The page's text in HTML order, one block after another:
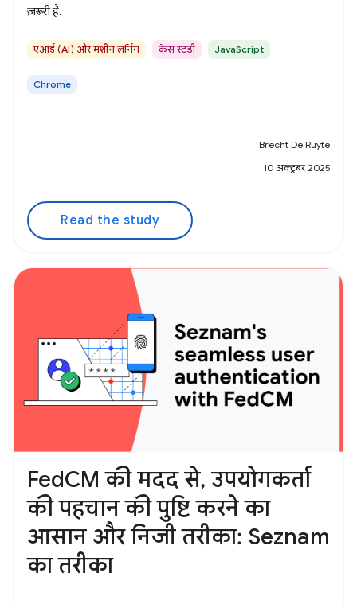
ज़रूरी है.
एआई (AI) और मशीन लर्निंग केस स्टडी JavaScript
Chrome
Brecht De Ruyte
10 अक्टूबर 2025
Read the study
FedCM की मदद से, उपयोगकर्ता
की पहचान की पुष्टि करने का
आसान और निजी तरीका: Seznam
का तरीका